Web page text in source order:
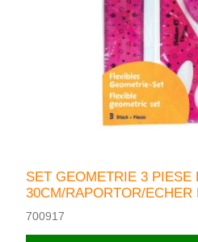
SET GEOMETRIE 3 PIESE
30CM/RAPORTOR/ECHER
700917